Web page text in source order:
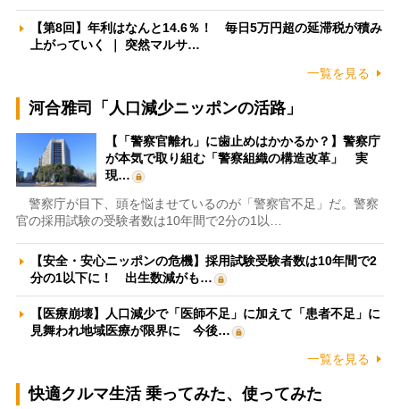
【第8回】年利はなんと14.6％！ 毎日5万円超の延滞税が積み
上がっていく ｜ 突然マルサ…
一覧を見る
河合雅司「人口減少ニッポンの活路」
【「警察官離れ」に歯止めはかかるか？】警察庁
が本気で取り組む「警察組織の構造改革」 実
現…
警察庁が目下、頭を悩ませているのが「警察官不足」だ。警察
官の採用試験の受験者数は10年間で2分の1以…
【安全・安心ニッポンの危機】採用試験受験者数は10年間で2
分の1以下に！ 出生数減がも…
【医療崩壊】人口減少で「医師不足」に加えて「患者不足」に
見舞われ地域医療が限界に 今後…
一覧を見る
快適クルマ生活 乗ってみた、使ってみた